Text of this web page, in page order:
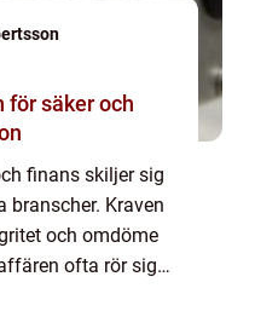
finans skiljer sig
Kraven
och omdöme
ofta rör sig